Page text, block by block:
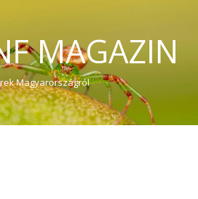
MAGAZIN
Magyarországról